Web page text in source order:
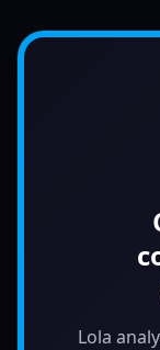
Lola